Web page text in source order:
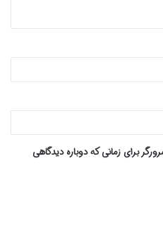
برای زمانی که دوباره دیدگاهی